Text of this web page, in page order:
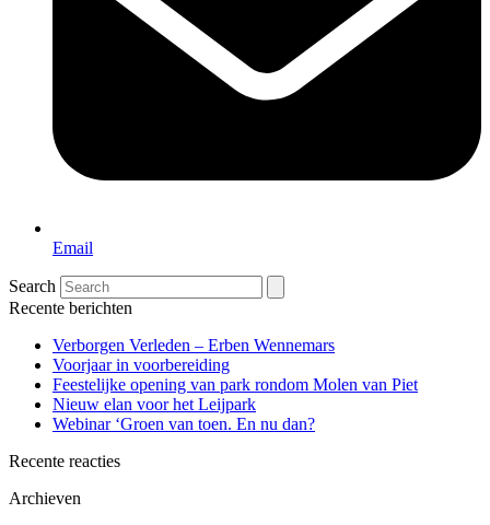
Email
Search
Recente berichten
Verborgen Verleden – Erben Wennemars
Voorjaar in voorbereiding
Feestelijke opening van park rondom Molen van Piet
Nieuw elan voor het Leijpark
Webinar ‘Groen van toen. En nu dan?
Recente reacties
Archieven